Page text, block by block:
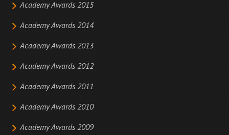
Academy Awards 2015
Academy Awards 2014
Academy Awards 2013
Academy Awards 2012
Academy Awards 2011
Academy Awards 2010
Academy Awards 2009